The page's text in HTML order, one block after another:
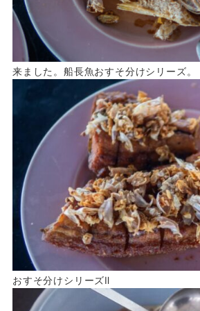
来ました。船長魚おすそ分けシリーズ。
おすそ分けシリーズⅡ